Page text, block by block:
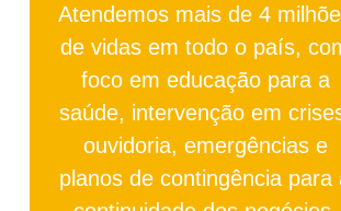
Atendemos mais de 4
de vidas em todo o país,
foco em educação para a
saúde, intervenção em
ouvidoria, emergências e
planos de contingência para